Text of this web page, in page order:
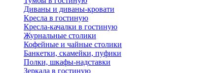
Диваны и диваны-кровати
Кресла в гостиную
Кресла-качалки в гостиную
Журнальные столики
Кофейные и чайные столики
Банкетки, скамейки, пуфики
Полки, шкафы-надставки
Зеркала в гостиную